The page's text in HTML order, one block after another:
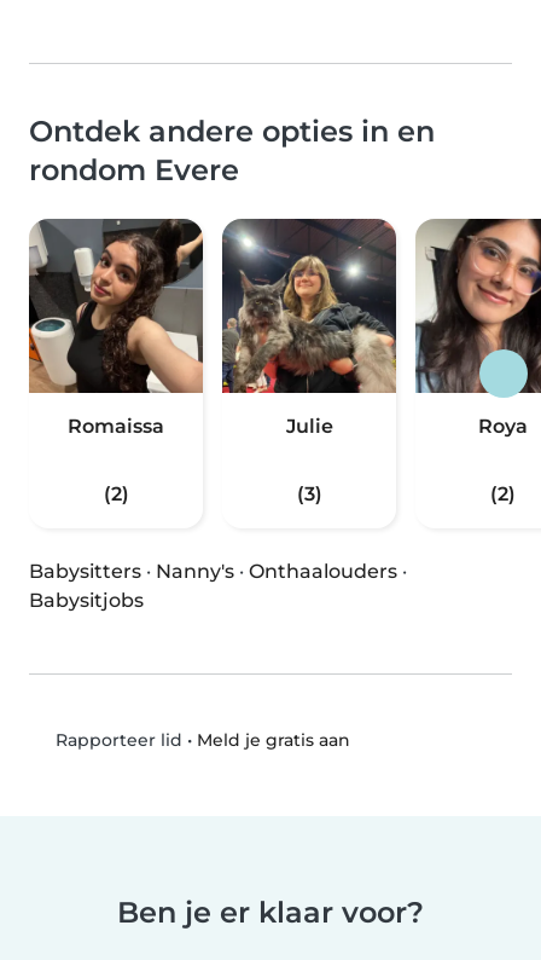
Ontdek andere opties in en
rondom Evere
Romaissa
(2)
Julie
(3)
Roya
(2)
Babysitters · Nanny's · Onthaalouders ·
Babysitjobs
Rapporteer lid • Meld je gratis aan
Ben je er klaar voor?